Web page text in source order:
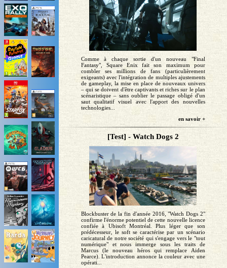
Comme à chaque sortie d'un nouveau "Final
Fantasy", Square Enix fait son maximum pour
combler ses millions de fans (particulièrement
exigeants) avec l'intégration de multiples ajustements
de gameplay, la mise en place de nouveaux univers
– qui se doivent d'être captivants et riches sur le plan
scénaristique – sans oublier le passage obligé d'un
saut qualitatif visuel avec l'apport des nouvelles
technologies...
en savoir +
[Test] - Watch Dogs 2
Blockbuster de la fin d'année 2016, "Watch Dogs 2"
confirme l'énorme potentiel de cette nouvelle licence
confiée à Ubisoft Montréal. Plus léger que son
prédécesseur, le soft se caractérise par un scénario
caricatural de notre société qui s'engage vers le "tout
numérique" et nous immerge sous les traits de
Marcus (le nouveau héros qui remplace Aiden
Pearce). L'introduction annonce la couleur avec une
opérati...